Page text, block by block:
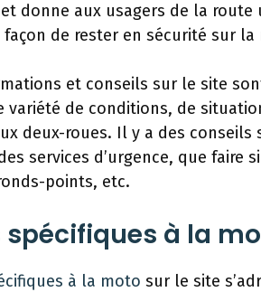
donne aux usagers de la
de rester en sécurité sur la
et conseils sur le site
variété de conditions, de
deux-roues. Il y a des
services d’urgence, que
points, etc.
spécifiques à la
à la moto sur le site